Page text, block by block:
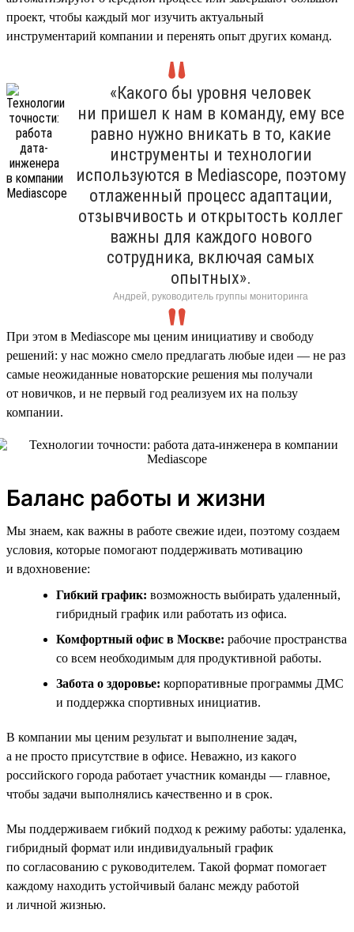
проект, чтобы каждый мог изучить актуальный
инструментарий компании и перенять опыт других команд.
«Какого бы уровня человек
ни пришел к нам в команду, ему все
равно нужно вникать в то, какие
инструменты и технологии
используются в Mediascope, поэтому
отлаженный процесс адаптации,
отзывчивость и открытость коллег
важны для каждого нового
сотрудника, включая самых
опытных».
Андрей, руководитель группы мониторинга
При этом в Mediascope мы ценим инициативу и свободу
решений: у нас можно смело предлагать любые идеи — не раз
самые неожиданные новаторские решения мы получали
от новичков, и не первый год реализуем их на пользу
компании.
Баланс работы и жизни
Мы знаем, как важны в работе свежие идеи, поэтому создаем
условия, которые помогают поддерживать мотивацию
и вдохновение:
Гибкий график: возможность выбирать удаленный,
гибридный график или работать из офиса.
Комфортный офис в Москве: рабочие пространства
со всем необходимым для продуктивной работы.
Забота о здоровье: корпоративные программы ДМС
и поддержка спортивных инициатив.
В компании мы ценим результат и выполнение задач,
а не просто присутствие в офисе. Неважно, из какого
российского города работает участник команды — главное,
чтобы задачи выполнялись качественно и в срок.
Мы поддерживаем гибкий подход к режиму работы: удаленка,
гибридный формат или индивидуальный график
по согласованию с руководителем. Такой формат помогает
каждому находить устойчивый баланс между работой
и личной жизнью.